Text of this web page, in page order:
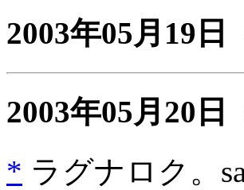
2003年05月19日
2003年05月20日
* ラグナロク。